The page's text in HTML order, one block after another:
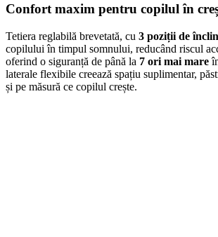
Confort maxim pentru copilul în
Tetiera reglabilă brevetată, cu 3 poziții de
copilului în timpul somnului, reducând riscul
oferind o siguranță de până la 7 ori mai mare
laterale flexibile creează spațiu suplimentar,
și pe măsură ce copilul crește.